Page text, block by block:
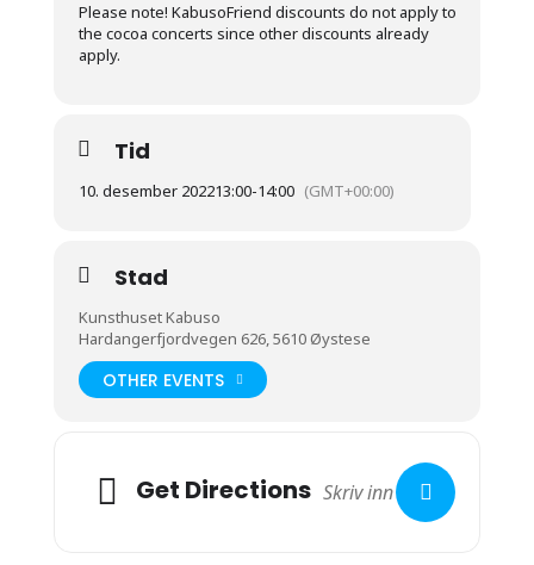
Please note! KabusoFriend discounts do not apply to
the cocoa concerts since other discounts already
apply.
Tid
10. desember 202213:00-14:00 (GMT+00:00)
Stad
Kunsthuset Kabuso
Hardangerfjordvegen 626, 5610 Øystese
OTHER EVENTS
Get Directions